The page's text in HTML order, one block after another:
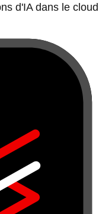
d'IA dans le cloud